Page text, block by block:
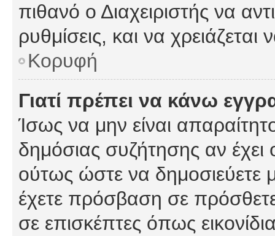
πιθανό ο Διαχειριστής να
ρυθμίσεις, και να χρειάζεται
Κορυφή
Γιατί πρέπει να κάνω
Ίσως να μην είναι
δημόσιας συζήτησης αν έχει
ούτως ώστε να δημοσιεύετε
έχετε πρόσβαση σε
σε επισκέπτες όπως